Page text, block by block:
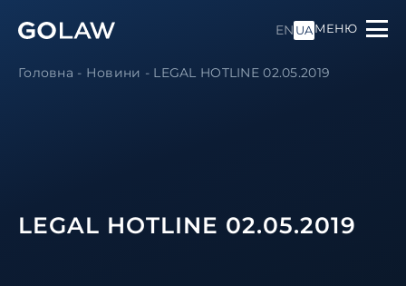
EN UAМЕНЮ
Головна - Новини - LEGAL HOTLINE 02.05.2019
LEGAL HOTLINE 02.05.2019